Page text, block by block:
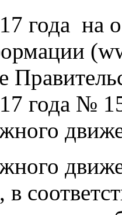
года на
года №